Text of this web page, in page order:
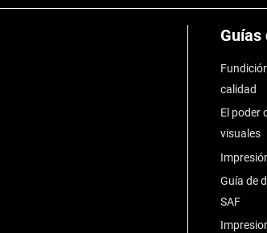
Guías
calidad
El poder
visuales
Guía de
SAF